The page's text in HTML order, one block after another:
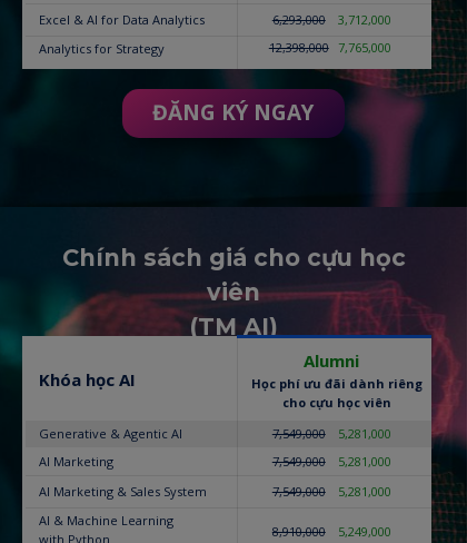
ĐĂNG KÝ NGAY
Excel & AI for Data Analytics
Analytics for Strategy
3,712,000
7,765,000
6,293,000
12,398,000
Chính sách giá cho cựu học
viên
(TM AI)
Học phí ưu đãi dành riêng
cho cựu học viên
Khóa học AI
Generative & Agentic AI
AI Marketing
AI Marketing & Sales System
AI & Machine Learning
with Python
5,281,000
5,281,000
5,249,000
5,281,000
Alumni
7,549,000
7,549,000
7,549,000
8,910,000